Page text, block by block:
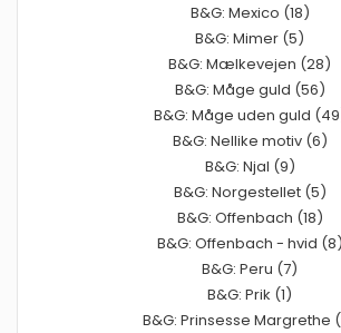
B&G: Mexico (18)
B&G: Mimer (5)
B&G: Mælkevejen (28)
B&G: Måge guld (56)
B&G: Måge uden guld
B&G: Nellike motiv (6)
B&G: Njal (9)
B&G: Norgestellet (5)
B&G: Offenbach (18)
B&G: Offenbach - hvid (8)
B&G: Peru (7)
B&G: Prik (1)
B&G: Prinsesse Margrethe